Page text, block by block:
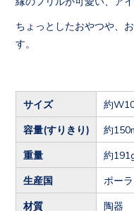
ちょっとしたおやつや、
す。
サイズ 約
容量(すりきり) 約
重量 約
生産国 ポー
材質 陶器